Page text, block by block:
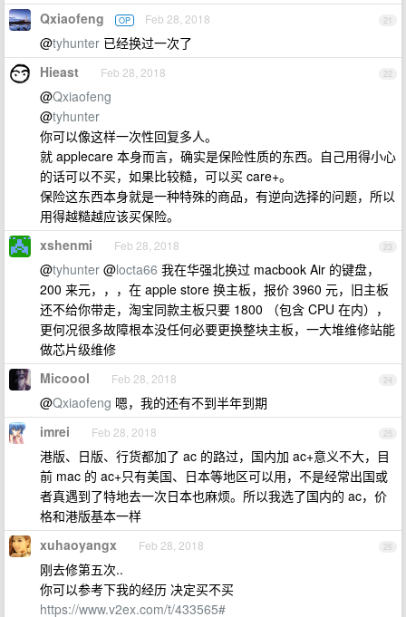
21
Qxiaofeng OP Feb 28, 2018
@tyhunter 已经换过一次了
22
Hieast Feb 28, 2018
@Qxiaofeng
@tyhunter
你可以像这样一次性回复多人。
就 applecare 本身而言，确实是保险性质的东西。自己用得小心
的话可以不买，如果比较糙，可以买 care+。
保险这东西本身就是一种特殊的商品，有逆向选择的问题，所以
用得越糙越应该买保险。
23
xshenmi Feb 28, 2018
@tyhunter @locta66 我在华强北换过 macbook Air 的键盘，
200 来元，，，在 apple store 换主板，报价 3960 元，旧主板
还不给你带走，淘宝同款主板只要 1800 （包含 CPU 在内），
更何况很多故障根本没任何必要更换整块主板，一大堆维修站能
做芯片级维修
24
Micoool Feb 28, 2018
@Qxiaofeng 嗯，我的还有不到半年到期
25
imrei Feb 28, 2018
港版、日版、行货都加了 ac 的路过，国内加 ac+意义不大，目
前 mac 的 ac+只有美国、日本等地区可以用，不是经常出国或
者真遇到了特地去一次日本也麻烦。所以我选了国内的 ac，价
格和港版基本一样
26
xuhaoyangx Feb 28, 2018
刚去修第五次..
你可以参考下我的经历 决定买不买
https://www.v2ex.com/t/433565#